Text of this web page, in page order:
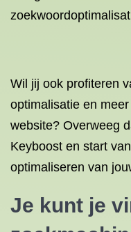
Wil jij ook profiteren
optimalisatie en
website? Overweeg
Keyboost en start
optimaliseren van
Je kunt je